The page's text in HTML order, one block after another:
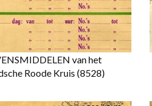
van het
Roode Kruis (8528)